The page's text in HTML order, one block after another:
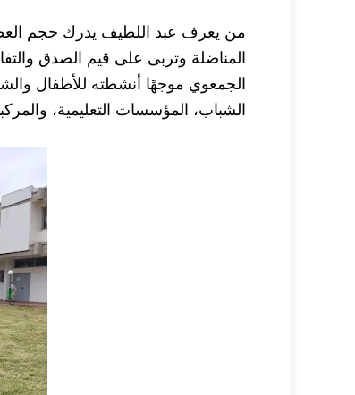
من يعرف عبد اللطيف يدرك حجم
الجمعوي موجهًا أنشطته للأطفال
الشباب، المؤسسات التعليمية،